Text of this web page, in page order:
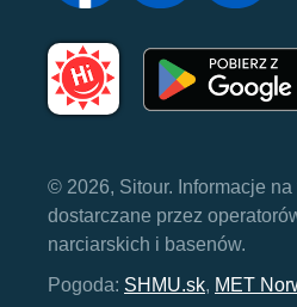
© 2026, Sitour. Informacje
dostarczane przez
narciarskich i basenów.
Pogoda: SHMU.sk, MET